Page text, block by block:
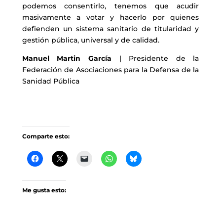
podemos consentirlo, tenemos que acudir
masivamente a votar y hacerlo por quienes
defienden un sistema sanitario de titularidad y
gestión pública, universal y de calidad.
Manuel Martin García | Presidente de la
Federación de Asociaciones para la Defensa de la
Sanidad Pública
Comparte esto:
Me gusta esto: